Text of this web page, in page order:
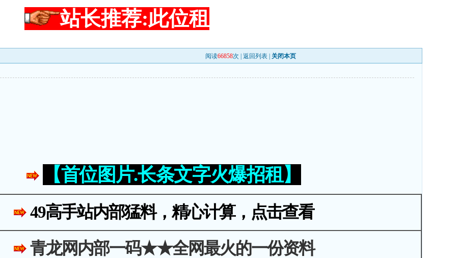
站长推荐:此位租
阅读66858次 | 返回列表 关闭本页
【首位图片.长条文字火爆招租】
49高手站内部猛料，精心计算，点击查看
青龙网内部一码★★全网最火的一份资料